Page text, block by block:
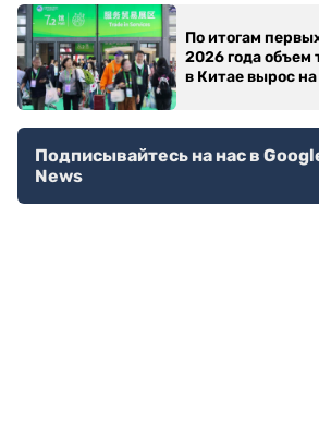
По итогам
2026 года объем
в Китае вырос
Подписывайтесь на нас в
News